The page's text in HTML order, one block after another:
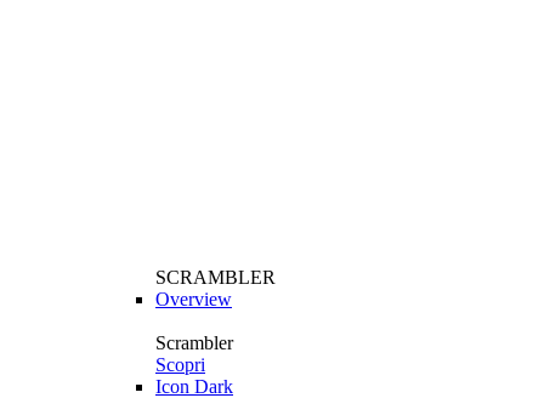
SCRAMBLER
Overview
Scrambler
Scopri
Icon Dark